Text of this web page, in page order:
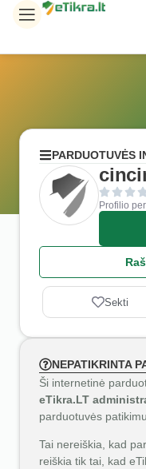
PARDUOTUVĖS
Profilio
Sekti
NEPATIKRINTA
Ši internetinė
eTikra.LT
parduotuvės
Tai nereiškia, kad
reiškia tik tai, kad